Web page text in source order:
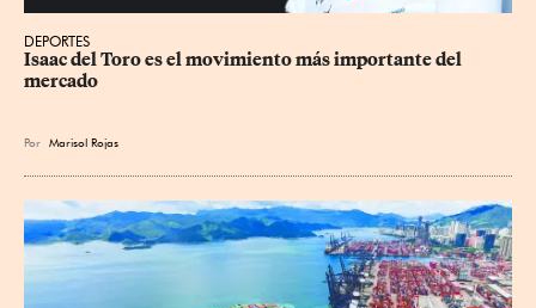
DEPORTES
Isaac del Toro es el movimiento más importante del
mercado
Por Marisol Rojas